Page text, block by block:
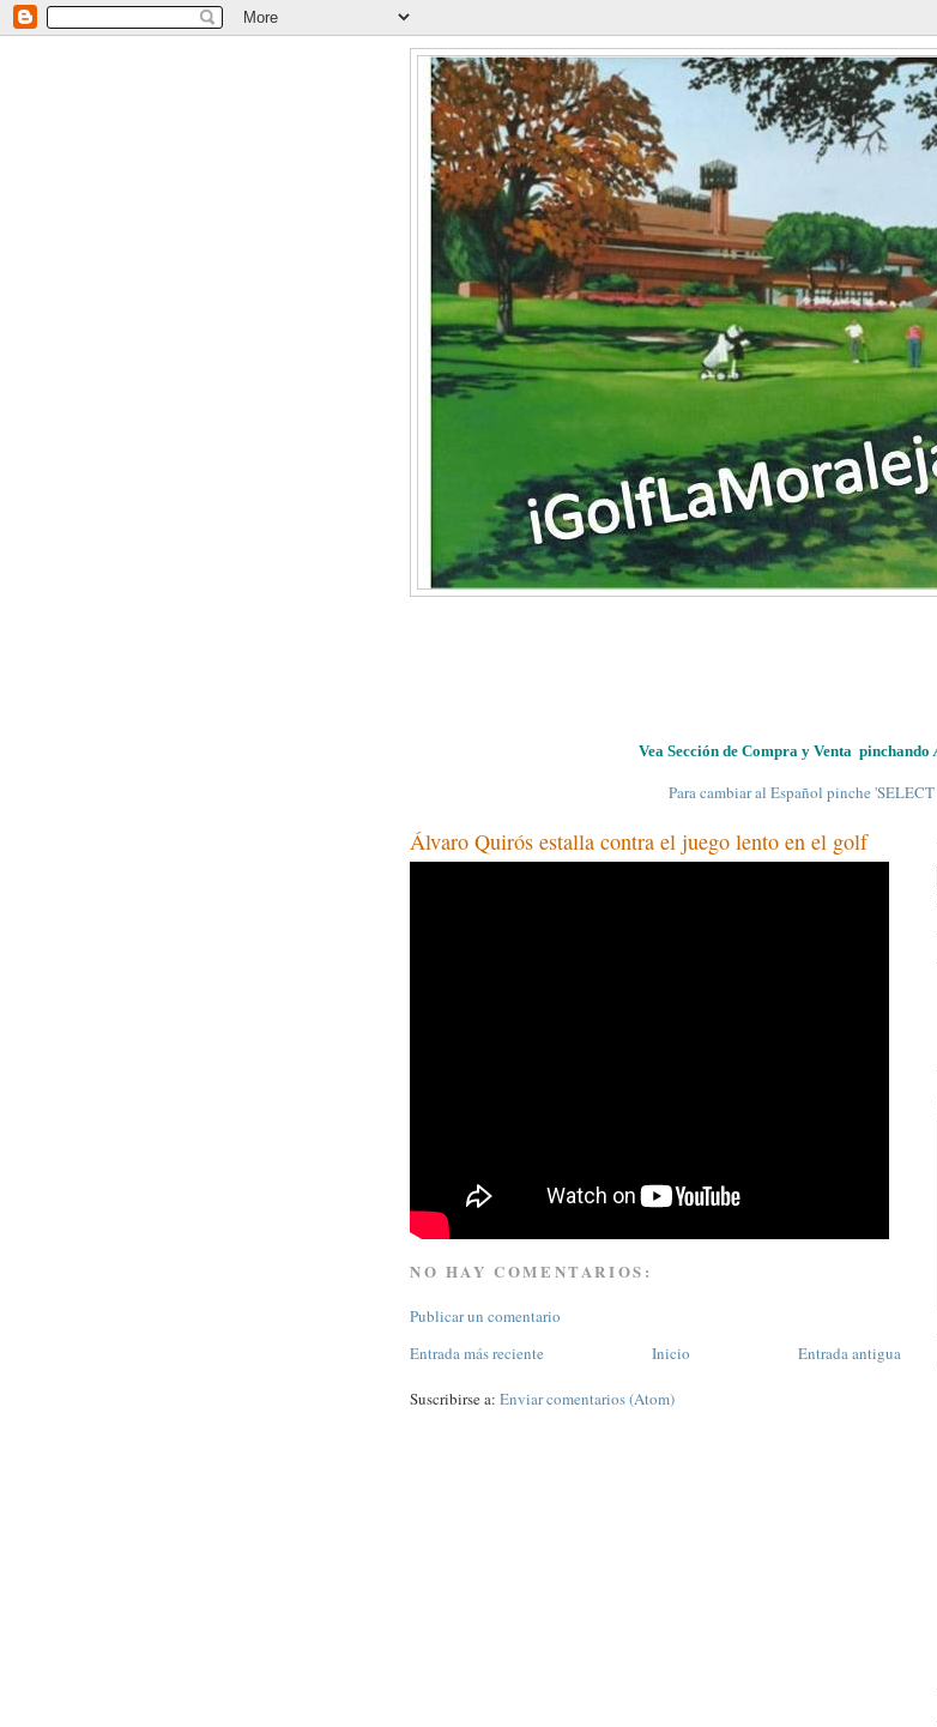
Vea Sección de Compra y Venta pinchando
Para cambiar al Español pinche 'SELECT
Álvaro Quirós estalla contra el juego lento en el golf
NO HAY COMENTARIOS:
Publicar un comentario
Entrada más reciente
Entrada antigua
Inicio
Suscribirse a: Enviar comentarios (Atom)